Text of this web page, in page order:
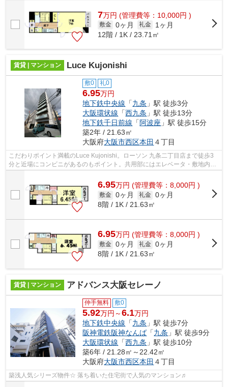
7万円 (管理費等：10,000円 )
敷金 0ヶ月 礼金
1ヶ月
12階 / 1K / 23.71㎡
賃貸 | マンション Luce Kujonishi
敷0 礼0
6.95万円
地下鉄中央線 「九条 」駅 徒歩3分
大阪環状線 「西九条 」駅 徒歩13分
地下鉄千日前線 「 阿波座 」駅 徒歩15分
築2年 / 21.63㎡
大阪府大阪市西区本田 ４丁目
こだわりポイント満載のLuce Kujonishi。ローソン 九条二丁目店まで徒歩3
分と近場にコンビニがあるのもポイント。共用部にはエレベータ・敷地内ご
み置き場など様々な設備やサービスが...
6.95万円 (管理費等：8,000円 )
敷金 0ヶ月 礼金 0ヶ月
8階 / 1K / 21.63㎡
6.95万円 (管理費等：8,000円 )
敷金 0ヶ月 礼金 0ヶ月
8階 / 1K / 21.63㎡
賃貸 | マンション アドバンス大阪セレーノ
仲手無料 敷0
5.92万円～6.1万円
地下鉄中央線 「九条 」駅 徒歩7分
阪神電鉄阪神なんば「九条 」駅 徒歩9分
大阪環状線 「西九条 」駅 徒歩10分
築6年 / 21.28㎡～22.42㎡
大阪府大阪市西区本田 ４丁目
築浅人気シリーズ物件☆ 落ち着いた住宅街で人気のマンション♬